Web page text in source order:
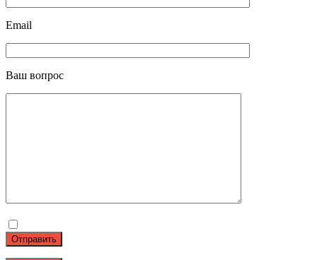
Email
Ваш вопрос
Отправить